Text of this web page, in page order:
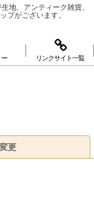
地、アンティーク雑貨、
がございます。
ー リンクサイト一覧
更